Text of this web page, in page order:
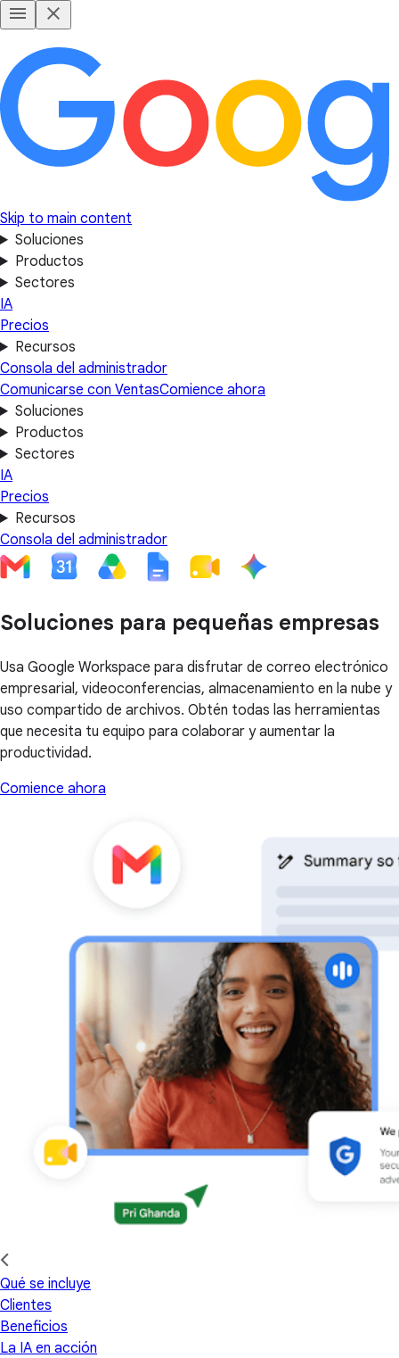
Skip to main content
Soluciones
Productos
Sectores
IA
Precios
Recursos
Consola del administrador
Comunicarse con VentasComience ahora
Soluciones
Productos
Sectores
IA
Precios
Recursos
Consola del administrador
Soluciones para pequeñas empresas
Usa Google Workspace para disfrutar de correo electrónico
empresarial, videoconferencias, almacenamiento en la nube y
uso compartido de archivos. Obtén todas las herramientas
que necesita tu equipo para colaborar y aumentar la
productividad.
Comience ahora
Qué se incluye
Clientes
Beneficios
La IA en acción